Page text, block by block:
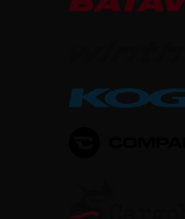
KOMPONENTER